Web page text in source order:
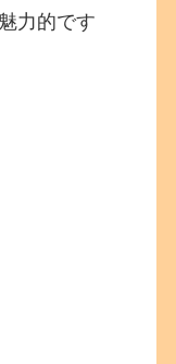
力的です